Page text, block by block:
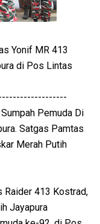
Yonif MR 413
di Pos Lintas
Pemuda Di
Satgas Pamtas
Merah Putih
Raider 413 Kostrad,
Jayapura